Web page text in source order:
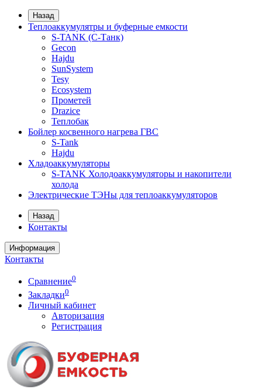
Назад
Теплоаккумулятры и буферные емкости
S-TANK (С-Танк)
Gecon
Hajdu
SunSystem
Tesy
Ecosystem
Прометей
Drazice
Теплобак
Бойлер косвенного нагрева ГВС
S-Tank
Hajdu
Хладоаккумуляторы
S-TANK Холодоаккумуляторы и накопители
холода
Электрические ТЭНы для теплоаккумуляторов
Назад
Контакты
Информация
Контакты
Сравнение0
Закладки0
Личный кабинет
Авторизация
Регистрация